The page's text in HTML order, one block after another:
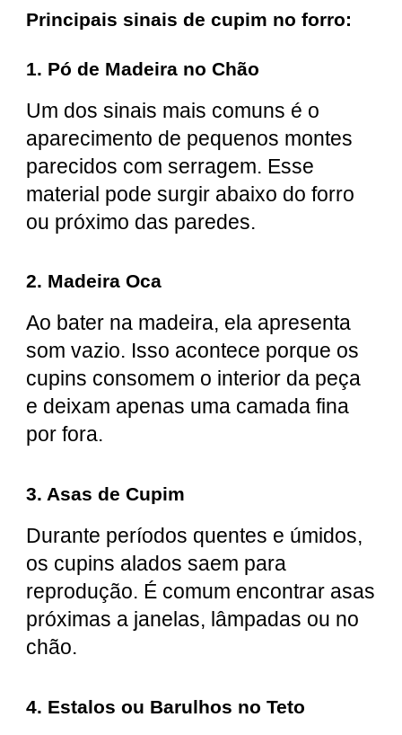
Principais sinais de cupim no forro:
1. Pó de Madeira no Chão
Um dos sinais mais comuns é o
aparecimento de pequenos montes
parecidos com serragem. Esse
material pode surgir abaixo do forro
ou próximo das paredes.
2. Madeira Oca
Ao bater na madeira, ela apresenta
som vazio. Isso acontece porque os
cupins consomem o interior da peça
e deixam apenas uma camada fina
por fora.
3. Asas de Cupim
Durante períodos quentes e úmidos,
os cupins alados saem para
reprodução. É comum encontrar asas
próximas a janelas, lâmpadas ou no
chão.
4. Estalos ou Barulhos no Teto